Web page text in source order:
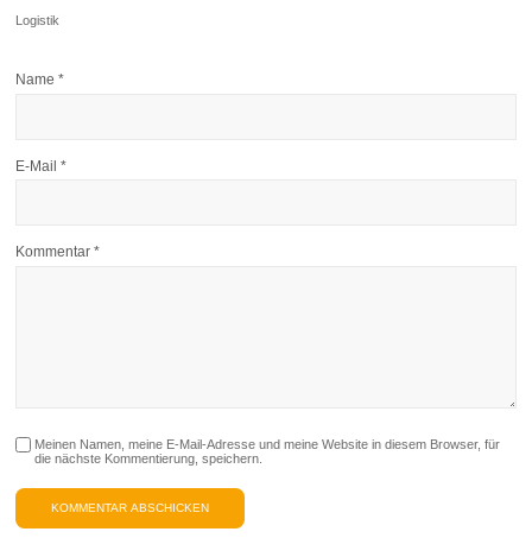
Logistik
Kommentar*
Name*
E-Mail*
Meinen Namen, meine E-Mail-Adresse und meine Website in diesem Browser, für
die nächste Kommentierung, speichern.